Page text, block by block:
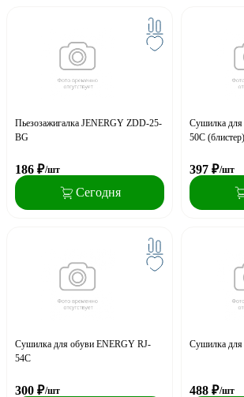
Пьезозажигалка JENERGY ZDD-25-
BG
186 ₽/шт
Сегодня
Сушилка
50C (блистер)
397 ₽/шт
Сушилка для обуви ENERGY RJ-
54С
300 ₽/шт
Сушилка
488 ₽/шт